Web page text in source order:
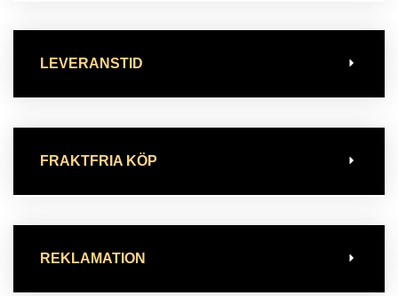
LEVERANSTID
FRAKTFRIA KÖP
REKLAMATION